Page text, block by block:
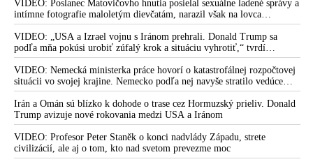
VIDEO: Poslanec Matovičovho hnutia posielal sexuálne ladené správy a
intímne fotografie maloletým dievčatám, narazil však na lovca
pedofilov
VIDEO: „USA a Izrael vojnu s Iránom prehrali. Donald Trump sa
podľa mňa pokúsi urobiť zúfalý krok a situáciu vyhrotiť,“ tvrdí
americký armádny plukovník vo výslužbe Douglas Macgregor
VIDEO: Nemecká ministerka práce hovorí o katastrofálnej rozpočtovej
situácii vo svojej krajine. Nemecko podľa nej navyše stratilo vedúce
postavenie v mnohých technologických oblastiach
Irán a Omán sú blízko k dohode o trase cez Hormuzský prieliv. Donald
Trump avizuje nové rokovania medzi USA a Iránom
VIDEO: Profesor Peter Staněk o konci nadvlády Západu, strete
civilizácií, ale aj o tom, kto nad svetom prevezme moc